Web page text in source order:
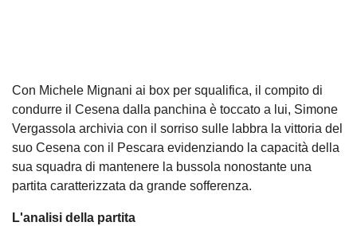
Con Michele Mignani ai box per squalifica, il compito di
condurre il Cesena dalla panchina è toccato a lui, Simone
Vergassola archivia con il sorriso sulle labbra la vittoria del
suo Cesena con il Pescara evidenziando la capacità della
sua squadra di mantenere la bussola nonostante una
partita caratterizzata da grande sofferenza.
L'analisi della partita